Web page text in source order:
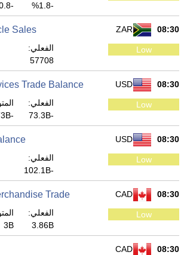
-1.8%
-0.8%
08:30
ZAR
Sales
Low
الفعلي:
57708
08:30
USD
Trade Balance
Low
الفعلي:
-73.3B
-73B
08:30
USD
Low
الفعلي:
-102.1B
08:30
CAD
Trade
Low
الفعلي:
3.86B
3B
08:30
CAD